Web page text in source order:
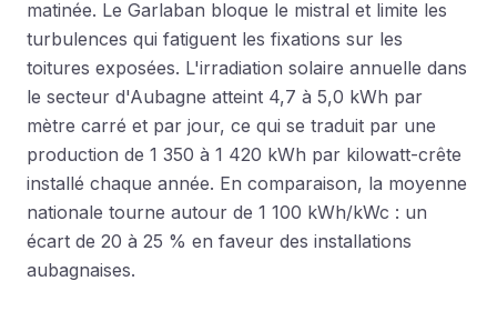
matinée. Le Garlaban bloque le mistral et limite les
turbulences qui fatiguent les fixations sur les
toitures exposées. L'irradiation solaire annuelle dans
le secteur d'Aubagne atteint 4,7 à 5,0 kWh par
mètre carré et par jour, ce qui se traduit par une
production de 1 350 à 1 420 kWh par kilowatt-crête
installé chaque année. En comparaison, la moyenne
nationale tourne autour de 1 100 kWh/kWc : un
écart de 20 à 25 % en faveur des installations
aubagnaises.